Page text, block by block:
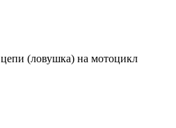
(ловушка) на мотоцикл